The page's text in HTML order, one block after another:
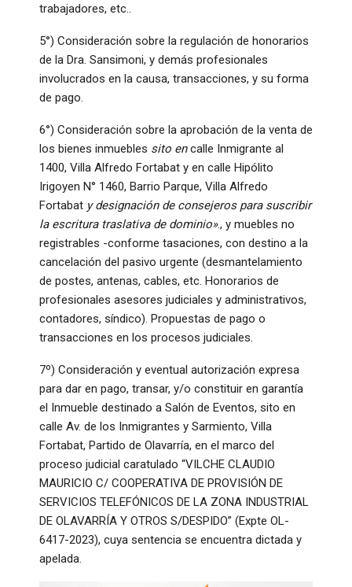
trabajadores, etc..
5°) Consideración sobre la regulación de honorarios
de la Dra. Sansimoni, y demás profesionales
involucrados en la causa, transacciones, y su forma
de pago.
6°) Consideración sobre la aprobación de la venta de
los bienes inmuebles sito encalle Inmigrante al
1400, Villa Alfredo Fortabat y en calle Hipólito
Irigoyen N° 1460, Barrio Parque, Villa Alfredo
Fortabat y designación de consejeros para suscribir
la escritura traslativa de dominio»., y muebles no
registrables -conforme tasaciones, con destino a la
cancelación del pasivo urgente (desmantelamiento
de postes, antenas, cables, etc. Honorarios de
profesionales asesores judiciales y administrativos,
contadores, síndico). Propuestas de pago o
transacciones en los procesos judiciales.
7º) Consideración y eventual autorización expresa
para dar en pago, transar, y/o constituir en garantía
el Inmueble destinado a Salón de Eventos, sito en
calle Av. de los Inmigrantes y Sarmiento, Villa
Fortabat, Partido de Olavarría, en el marco del
proceso judicial caratulado “VILCHE CLAUDIO
MAURICIO C/ COOPERATIVA DE PROVISIÓN DE
SERVICIOS TELEFÓNICOS DE LA ZONA INDUSTRIAL
DE OLAVARRÍA Y OTROS S/DESPIDO” (Expte OL-
6417-2023), cuya sentencia se encuentra dictada y
apelada.